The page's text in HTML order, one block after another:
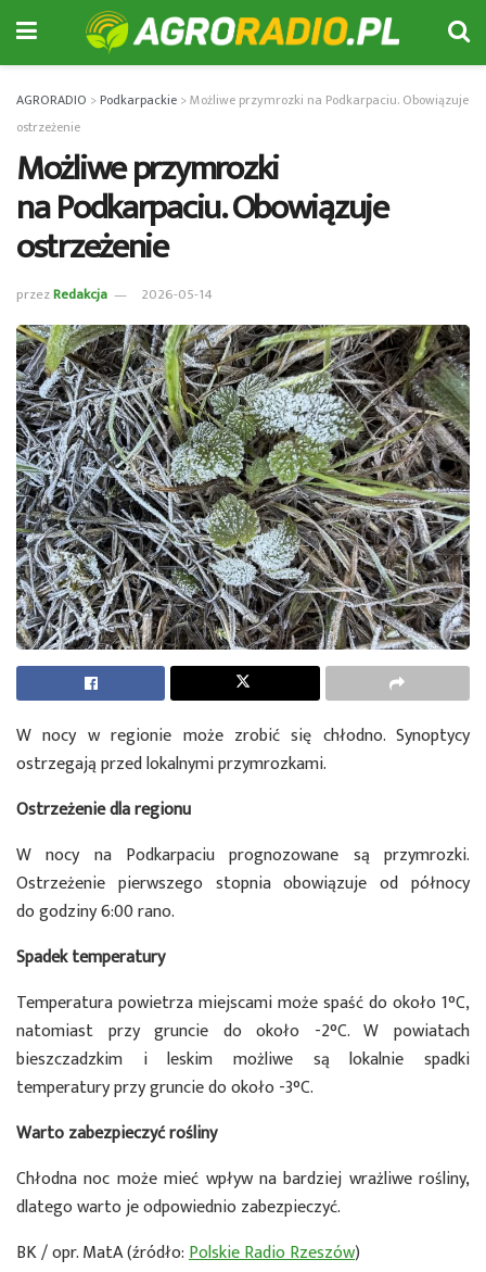
AGRORADIO >Podkarpackie >Możliwe przymrozki na Podkarpaciu. Obowiązuje
ostrzeżenie
Możliwe przymrozki
na Podkarpaciu. Obowiązuje
ostrzeżenie
przezRedakcja 2026-05-14
W nocy w regionie może zrobić się chłodno. Synoptycy
ostrzegają przed lokalnymi przymrozkami.
Ostrzeżenie dla regionu
W nocy na Podkarpaciu prognozowane są przymrozki.
Ostrzeżenie pierwszego stopnia obowiązuje od północy
do godziny 6:00 rano.
Spadek temperatury
Temperatura powietrza miejscami może spaść do około 1°C,
natomiast przy gruncie do około -2°C. W powiatach
bieszczadzkim i leskim możliwe są lokalnie spadki
temperatury przy gruncie do około -3°C.
Warto zabezpieczyć rośliny
Chłodna noc może mieć wpływ na bardziej wrażliwe rośliny,
dlatego warto je odpowiednio zabezpieczyć.
BK / opr. MatA (źródło:Polskie Radio Rzeszów)